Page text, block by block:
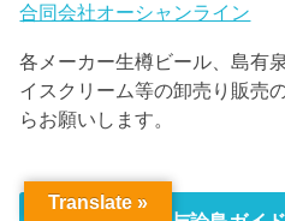
合同会社オーシャンライン
各メーカー生樽ビール、島有
イスクリーム等の卸売り販売
らお願いします。
Translate »